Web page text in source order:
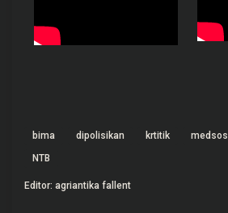
bima dipolisikan krtitik medsos
NTB
Editor: agriantika fallent